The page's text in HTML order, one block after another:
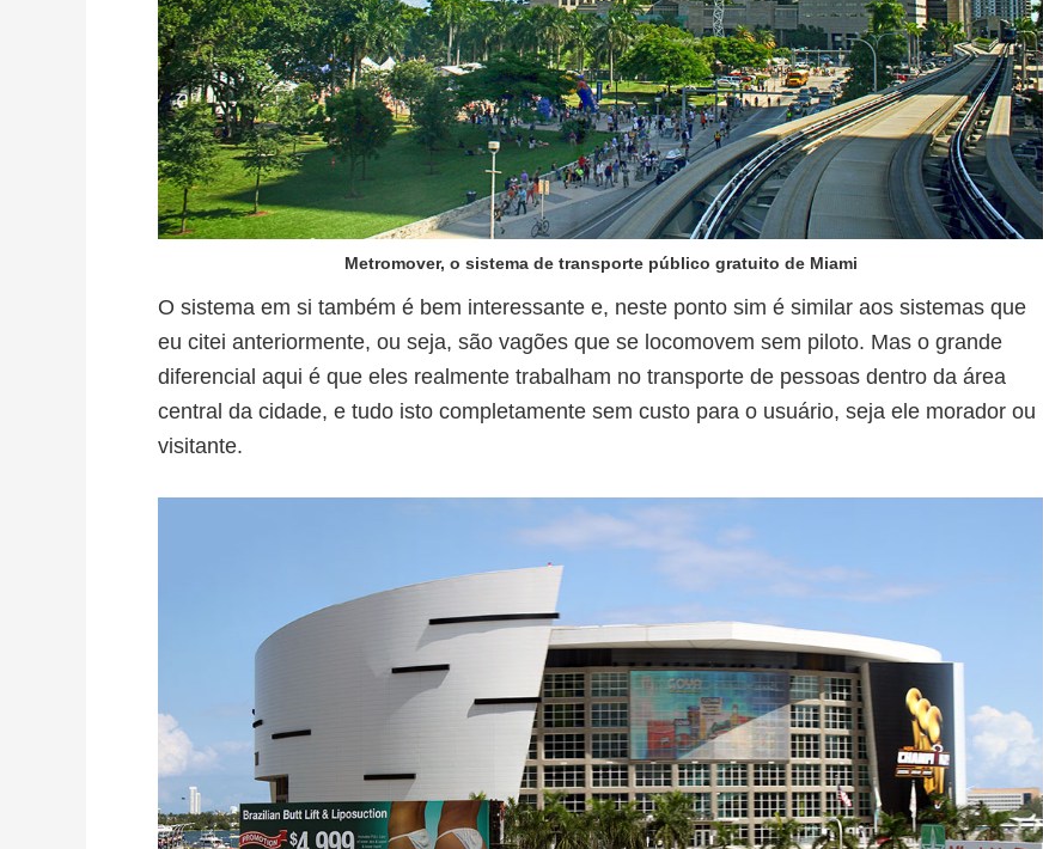
Metromover, o sistema de transporte público gratuito de Miami
O sistema em si também é bem interessante e, neste ponto sim é similar aos sistemas que
eu citei anteriormente, ou seja, são vagões que se locomovem sem piloto. Mas o grande
diferencial aqui é que eles realmente trabalham no transporte de pessoas dentro da área
central da cidade, e tudo isto completamente sem custo para o usuário, seja ele morador ou
visitante.